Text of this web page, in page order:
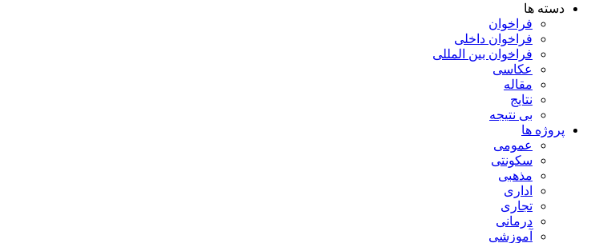
دسته ها
فراخوان
فراخوان داخلی
فراخوان بین المللی
عکاسی
مقاله
نتایج
بی نتیجه
پروژه ها
عمومی
سکونتی
مذهبی
اداری
تجاری
درمانی
آموزشی